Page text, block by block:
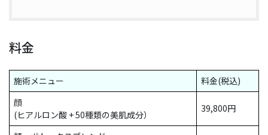
料金
施術メニュー
料金(税込)
顔
(ヒアルロン酸 + 50種類の美肌成分）
39,800円